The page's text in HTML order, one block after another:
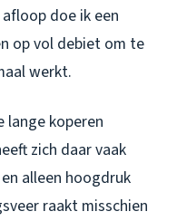
doe ik een
op vol debiet om te
werkt.
lange koperen
zich daar vaak
alleen hoogdruk
raakt misschien